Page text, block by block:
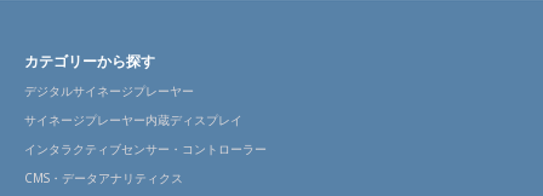
カテゴリーから探す
デジタルサイネージプレーヤー
サイネージプレーヤー内蔵ディスプレイ
インタラクティブセンサー・コントローラー
CMS・データアナリティクス